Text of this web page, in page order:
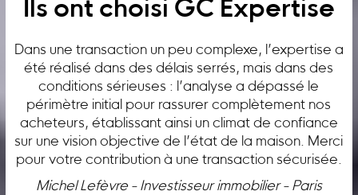
Ils ont choisi GC Expertise
Dans une transaction un peu complexe, l’expertise a
été réalisé dans des délais serrés, mais dans des
conditions sérieuses : l’analyse a dépassé le
périmètre initial pour rassurer complètement nos
acheteurs, établissant ainsi un climat de confiance
sur une vision objective de l’état de la maison. Merci
pour votre contribution à une transaction sécurisée.
Michel Lefèvre - Investisseur immobilier - Paris